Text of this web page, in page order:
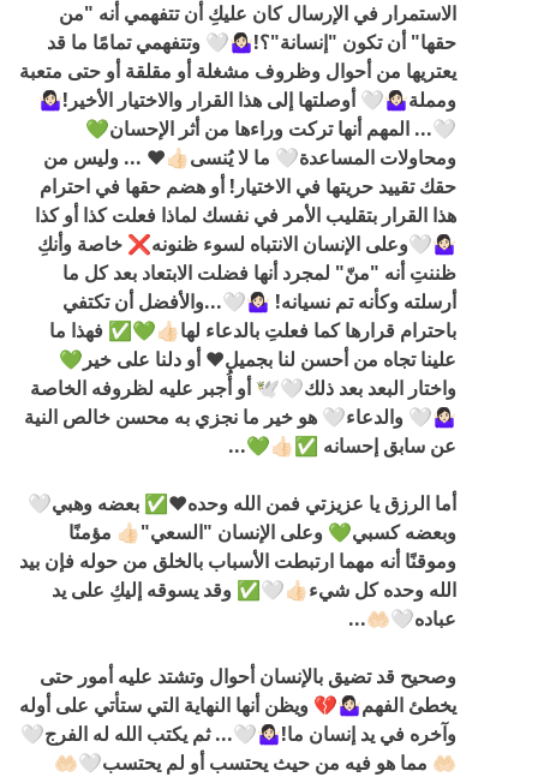
الاستمرار في الإرسال كان عليكِ أن تتفهمي أنه "من
حقها" أن تكون "إنسانة"؟!🤷🏻‍♀️🤍 وتتفهمي تمامًا ما قد
يعتريها من أحوال وظروف مشغلة أو مقلقة أو حتى متعبة
ومملة🤷🏻‍♀️🤍 أوصلتها إلى هذا القرار والاختيار الأخير!🤷🏻‍♀️
🤍... المهم أنها تركت وراءها من أثر الإحسان💚
ومحاولات المساعدة🤍 ما لا يُنسى👍🏻❤️ ... وليس من
حقك تقييد حريتها في الاختيار! أو هضم حقها في احترام
هذا القرار بتقليب الأمر في نفسك لماذا فعلت كذا أو كذا
🤷🏻‍♀️🤍وعلى الإنسان الانتباه لسوء ظنونه❌️ خاصة وأنكِ
ظننتِ أنه "منّ" لمجرد أنها فضلت الابتعاد بعد كل ما
أرسلته وكأنه تم نسيانه! 🤷🏻‍♀️🤍...والأفضل أن تكتفي
باحترام قرارها كما فعلتِ بالدعاء لها👍🏻💚✅️ فهذا ما
علينا تجاه من أحسن لنا بجميل❤️ أو دلنا على خير💚
واختار البعد بعد ذلك🤍🕊 أو أُجبر عليه لظروفه الخاصة
🤷🏻‍♀️🤍 والدعاء🤍 هو خير ما نجزي به محسن خالص النية
عن سابق إحسانه ✅️👍🏻💚...
أما الرزق يا عزيزتي فمن الله وحده❤️✅️ بعضه وهبي🤍
وبعضه كسبي💚 وعلى الإنسان "السعي"👍🏻 مؤمنًا
وموقنًا أنه مهما ارتبطت الأسباب بالخلق من حوله فإن بيد
الله وحده كل شيء👍🏻🤍✅️ وقد يسوقه إليكِ على يد
عباده🤍🤲🏻...
وصحيح قدتضيق بالإنسان أحوال وتشتد عليه أمور حتى
يخطئ الفهم🤷🏻‍♀️💔 ويظن أنها النهاية التي ستأتي على أوله
وآخره في يد إنسان ما!🤷🏻‍♀️🤍... ثم يكتب الله له الفرج🤍
🤲🏻 مما هو فيه من حيث يحتسب أو لم يحتسب🤍🤲🏻